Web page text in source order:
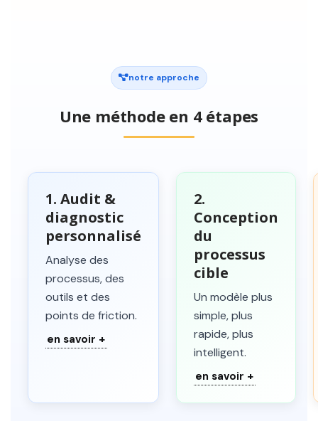
notre approche
Une méthode en 4 étapes
1. Audit &
diagnostic
personnalisé
Analyse des
processus, des
outils et des
points de friction.
en savoir +
2.
Conception
du
processus
cible
Un modèle plus
simple, plus
rapide, plus
intelligent.
en savoir +